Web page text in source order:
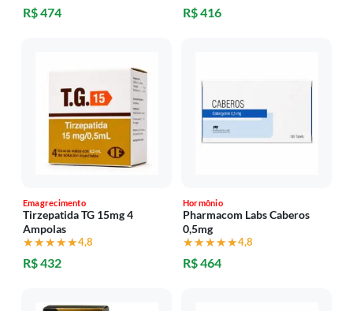
R$ 474 R$ 416
Emagrecimento
Tirzepatida TG 15mg 4
Ampolas
★★★★★
★★★★★4,8
R$ 432
Hormônio
Pharmacom Labs Caberos
0,5mg
★★★★★
★★★★★4,8
R$ 464